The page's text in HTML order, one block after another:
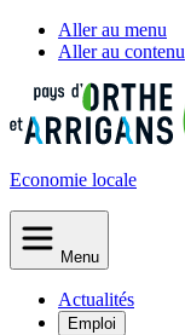
Aller au menu
Aller au contenu
Economie locale
Menu
Actualités
Emploi